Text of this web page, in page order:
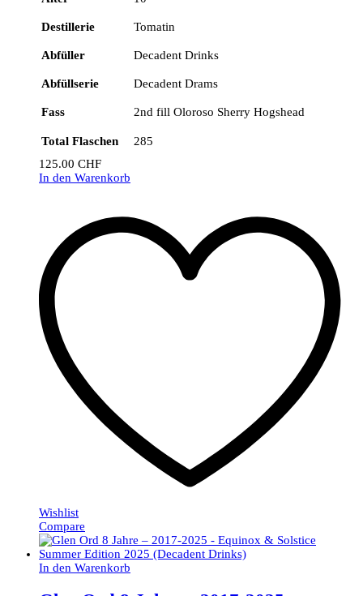
Destillerie Tomatin
Abfüller Decadent Drinks
Abfüllserie Decadent Drams
Fass 2nd fill Oloroso Sherry Hogshead
Total Flaschen
285
125.00 CHF
In den Warenkorb
Wishlist
Compare
In den Warenkorb